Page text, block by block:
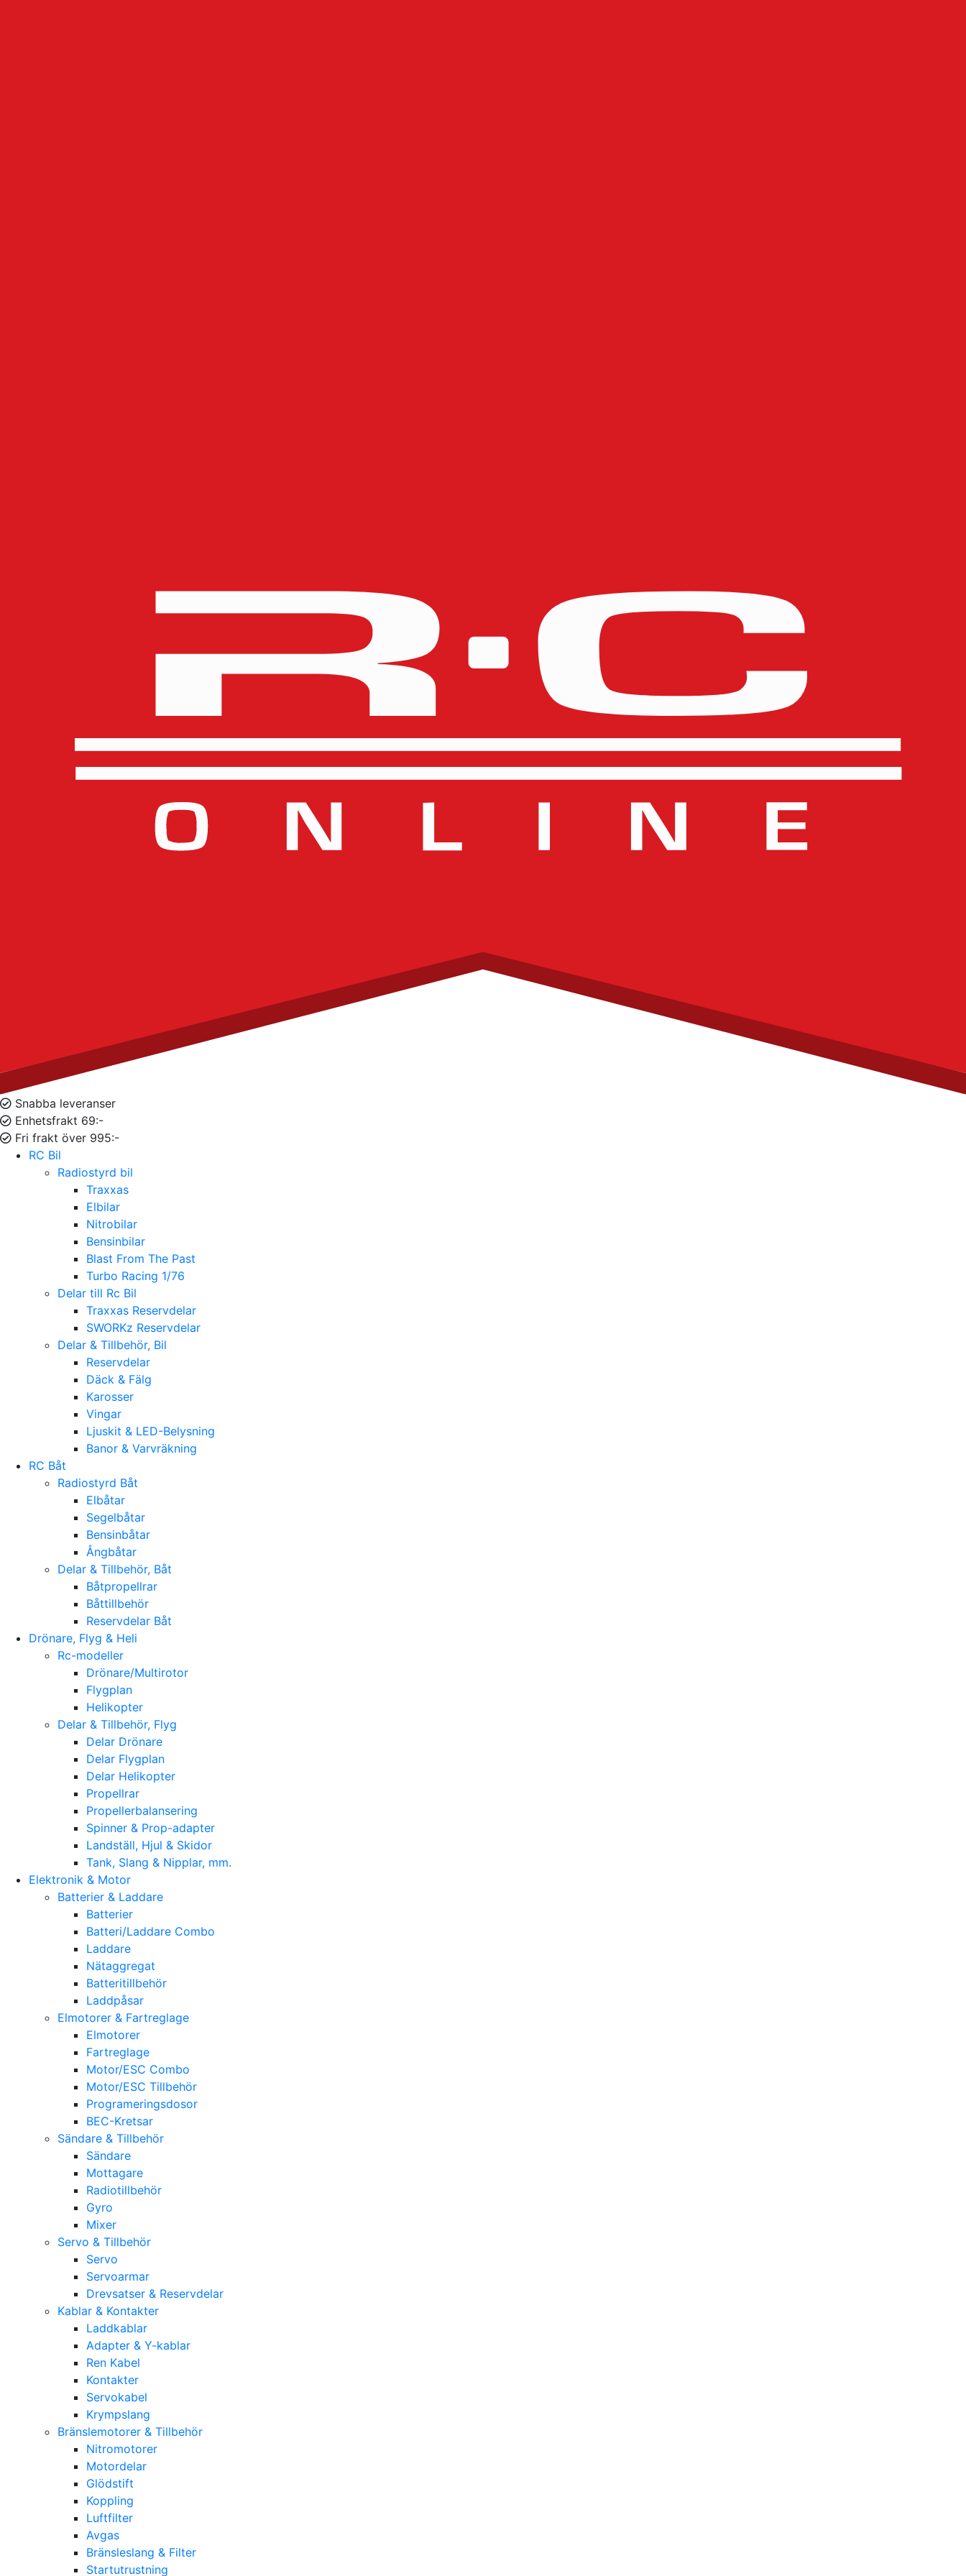
Snabba leveranser
Enhetsfrakt 69:-
Fri frakt över 995:-
RC Bil
Radiostyrd bil
Traxxas
Elbilar
Nitrobilar
Bensinbilar
Blast From The Past
Turbo Racing 1/76
Delar till Rc Bil
Traxxas Reservdelar
SWORKz Reservdelar
Delar & Tillbehör, Bil
Reservdelar
Däck & Fälg
Karosser
Vingar
Ljuskit & LED-Belysning
Banor & Varvräkning
RC Båt
Radiostyrd Båt
Elbåtar
Segelbåtar
Bensinbåtar
Ångbåtar
Delar & Tillbehör, Båt
Båtpropellrar
Båttillbehör
Reservdelar Båt
Drönare, Flyg & Heli
Rc-modeller
Drönare/Multirotor
Flygplan
Helikopter
Delar & Tillbehör, Flyg
Delar Drönare
Delar Flygplan
Delar Helikopter
Propellrar
Propellerbalansering
Spinner & Prop-adapter
Landställ, Hjul & Skidor
Tank, Slang & Nipplar, mm.
Elektronik & Motor
Batterier & Laddare
Batterier
Batteri/Laddare Combo
Laddare
Nätaggregat
Batteritillbehör
Laddpåsar
Elmotorer & Fartreglage
Elmotorer
Fartreglage
Motor/ESC Combo
Motor/ESC Tillbehör
Programeringsdosor
BEC-Kretsar
Sändare & Tillbehör
Sändare
Mottagare
Radiotillbehör
Gyro
Mixer
Servo & Tillbehör
Servo
Servoarmar
Drevsatser & Reservdelar
Kablar & Kontakter
Laddkablar
Adapter & Y-kablar
Ren Kabel
Kontakter
Servokabel
Krympslang
Bränslemotorer & Tillbehör
Nitromotorer
Motordelar
Glödstift
Koppling
Luftfilter
Avgas
Bränsleslang & Filter
Startutrustning